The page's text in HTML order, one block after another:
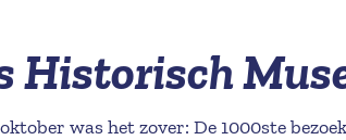
Historisch
was het zover: De 1000ste